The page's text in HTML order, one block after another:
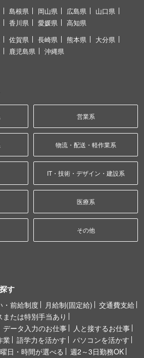
島根県 岡山県 広島県
山口県
香川県 愛媛県 高知県
佐賀県 長崎県 熊本県
大分県
鹿児島県 沖縄県
営業系
物流・配送・軽作業系
IT・技術・デザイン・建設系
医療系
その他
す
・前給制度 月給制(固定給)
交通費支給
または特別手当あり
データ入力のお仕事
人と接するお仕事
業 語学力を活かす
パソコンを活かす
曜日・時間が選べる
週2～3日勤務OK